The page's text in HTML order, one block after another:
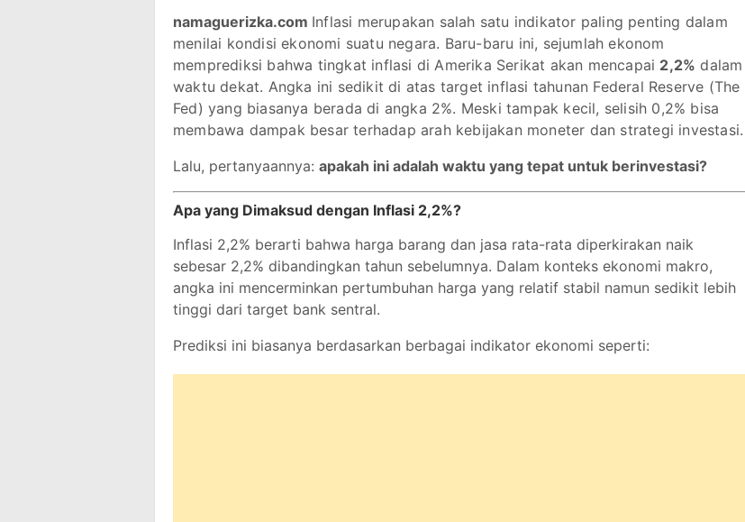
namaguerizka.com Inflasi merupakan salah satu indikator paling penting dalam
menilai kondisi ekonomi suatu negara. Baru-baru ini, sejumlah ekonom
memprediksi bahwa tingkat inflasi di Amerika Serikat akan mencapai 2,2% dalam
waktu dekat. Angka ini sedikit di atas target inflasi tahunan Federal Reserve (The
Fed) yang biasanya berada di angka 2%. Meski tampak kecil, selisih 0,2% bisa
membawa dampak besar terhadap arah kebijakan moneter dan strategi investasi.
Lalu, pertanyaannya: apakah ini adalah waktu yang tepat untuk berinvestasi?
Apa yang Dimaksud dengan Inflasi 2,2%?
Inflasi 2,2% berarti bahwa harga barang dan jasa rata-rata diperkirakan naik
sebesar 2,2% dibandingkan tahun sebelumnya. Dalam konteks ekonomi makro,
angka ini mencerminkan pertumbuhan harga yang relatif stabil namun sedikit lebih
tinggi dari target bank sentral.
Prediksi ini biasanya berdasarkan berbagai indikator ekonomi seperti: